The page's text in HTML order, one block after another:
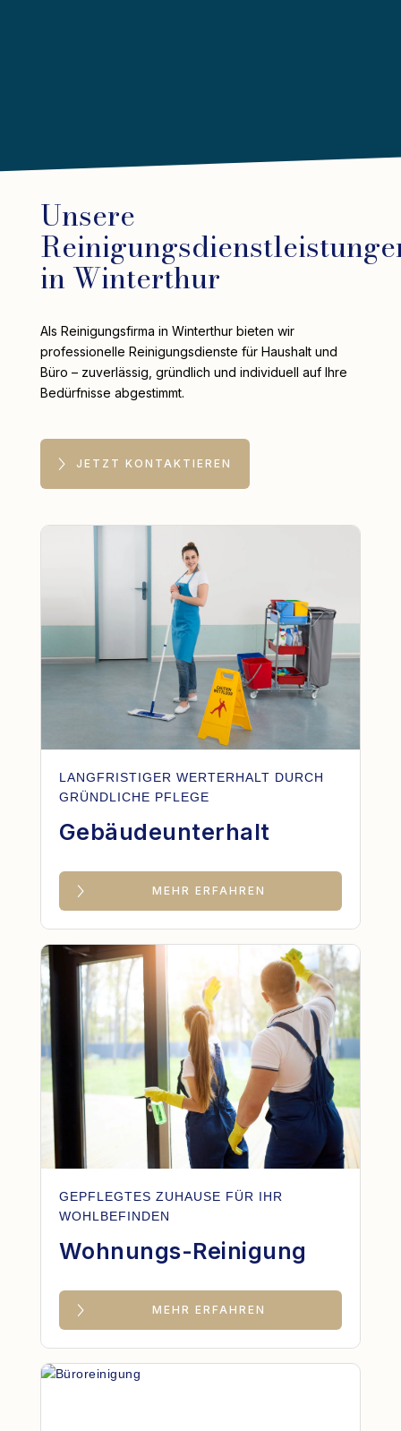
Unsere
in Winterthur
Als Reinigungsfirma in Winterthur bieten wir
professionelle Reinigungsdienste für Haushalt und
Büro – zuverlässig, gründlich und individuell auf Ihre
Bedürfnisse abgestimmt.
JETZT KONTAKTIEREN
LANGFRISTIGER WERTERHALT DURCH
GRÜNDLICHE PFLEGE
Gebäudeunterhalt
MEHR ERFAHREN
GEPFLEGTES ZUHAUSE FÜR IHR
WOHLBEFINDEN
Wohnungs-Reinigung
MEHR ERFAHREN